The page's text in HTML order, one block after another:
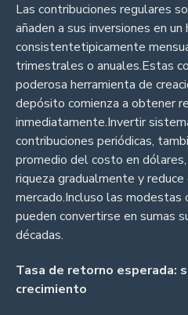
Las contribuciones regulares
añaden a sus inversiones en un
consistentetipicamente
trimestrales o anuales.Estas
poderosa herramienta de
depósito comienza a obtener
inmediatamente.Invertir
contribuciones periódicas,
promedio del costo en
riqueza gradualmente y
mercado.Incluso las modestas
pueden convertirse en sumas
décadas.
Tasa de retorno esperada:
crecimiento